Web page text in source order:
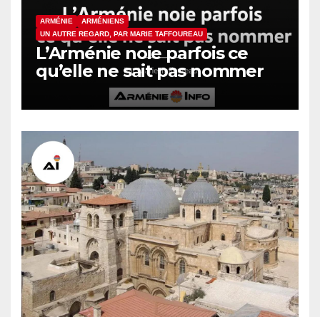
ARMÉNIE
ARMÉNIENS
UN AUTRE REGARD, PAR MARIE TAFFOUREAU
L’Arménie noie parfois ce
qu’elle ne sait pas nommer